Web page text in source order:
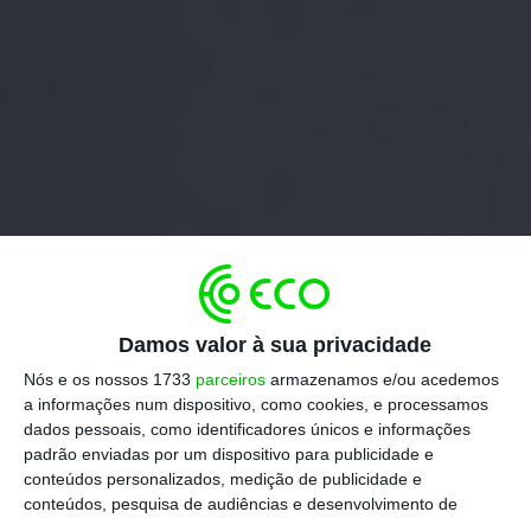
Damos valor à sua privacidade
Nós e os nossos 1733 parceiros armazenamos e/ou acedemos
a informações num dispositivo, como cookies, e processamos
dados pessoais, como identificadores únicos e informações
padrão enviadas por um dispositivo para publicidade e
conteúdos personalizados, medição de publicidade e
conteúdos, pesquisa de audiências e desenvolvimento de